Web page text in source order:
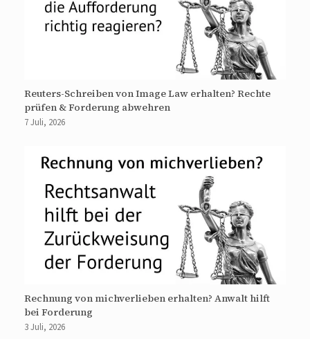
Reuters-Schreiben von Image Law erhalten? Rechte
prüfen & Forderung abwehren
7 Juli, 2026
Rechnung von michverlieben erhalten? Anwalt hilft
bei Forderung
3 Juli, 2026